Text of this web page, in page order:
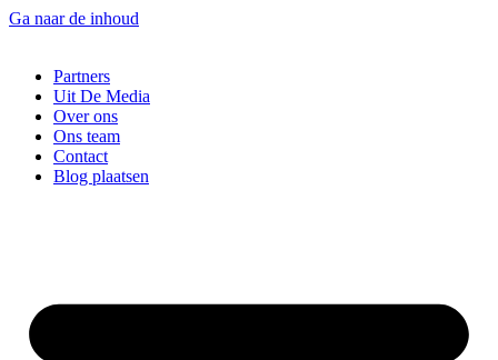
Ga naar de inhoud
Partners
Uit De Media
Over ons
Ons team
Contact
Blog plaatsen